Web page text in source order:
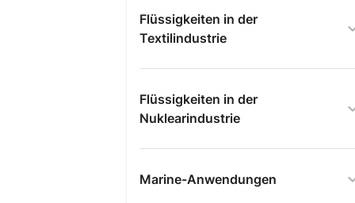
Flüssigkeiten in der
Textilindustrie
Flüssigkeiten in der
Nuklearindustrie
Marine-Anwendungen